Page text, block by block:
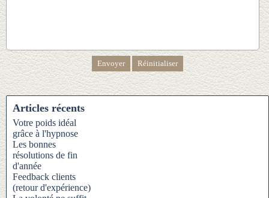
Articles récents
Votre poids idéal
grâce à l'hypnose
Les bonnes
résolutions de fin
d'année
Feedback clients
(retour d'expérience)